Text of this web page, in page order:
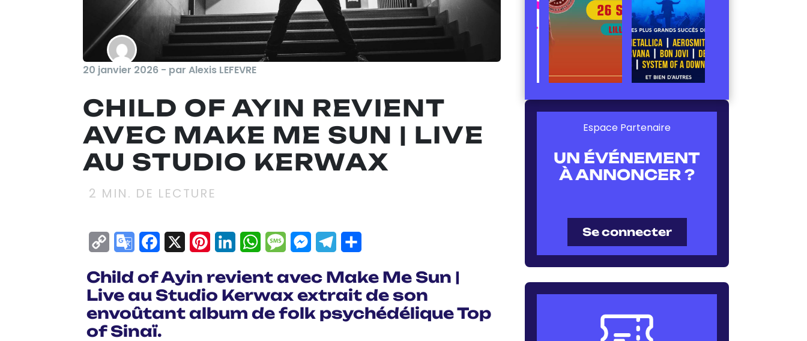
20 janvier 2026 - par Alexis LEFEVRE
CHILD OF AYIN REVIENT
AVEC MAKE ME SUN | LIVE
AU STUDIO KERWAX
2 MIN. DE LECTURE
Copy GoogleFacebook
X Pinterest
LinkedInWhatsApp
MessageMessenger
Telegram
Child of Ayin revient avec Make Me Sun |
Live au Studio Kerwax extrait de son
envoûtant album de folk psychédélique Top
of Sinaï.
Espace Partenaire
UN ÉVÉNEMENT
À ANNONCER ?
Se connecter